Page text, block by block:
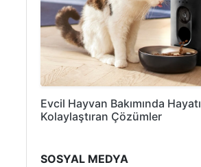
Evcil Hayvan Bakımında Hayatı
Kolaylaştıran Çözümler
SOSYAL MEDYA